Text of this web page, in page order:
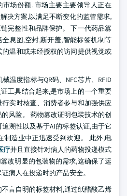
市场份额. 市场主要主要领导人正在
决方案,以满足不断变化的监管需求,
完整性和品牌保护。 下一代药品篡
息图,空封,断开盖,智能标签机制等
温和或未经授权的访问提供视觉或
温度指标与QR码、NFC芯片、RFID
工具结合起来,是市场上的一个重要
实时核查、消费者参与和加强供应
风险。 药物篡改证明包装技术的创
溯性以及基于AI的标签认证,由于它
制造业中正迅速受到欢迎。 此外,电
疗并且直接针对病人的药物投递模式
改明显的包装物的需求,这确保了运
病人在投递时的产品安全。
言自明的标签材料,通过纸醋酸乙烯